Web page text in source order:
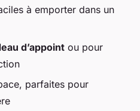
à emporter dans un
d’appoint ou pour
parfaites pour